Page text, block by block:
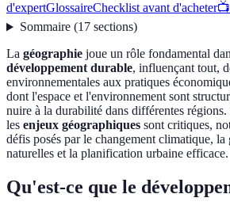
d'expertGlossaireChecklist avant d'acheter
Sommaire(17 sections)
La géographie joue un rôle fondamental
développement durable, influençant tout,
environnementales aux pratiques
dont l'espace et l'environnement sont
nuire à la durabilité dans différentes
les enjeux géographiques sont critiques,
défis posés par le changement climatique, la
naturelles et la planification urbaine efficace.
Qu'est-ce que le